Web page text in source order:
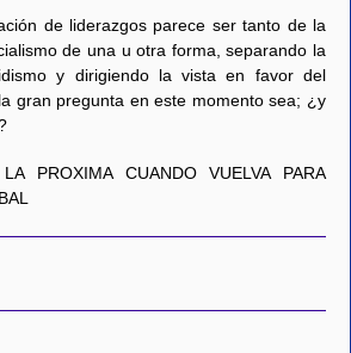
de liderazgos parece ser tanto de la
de una u otra forma, separando la
y dirigiendo la vista en favor del
gran pregunta en este momento sea; ¿y
PROXIMA CUANDO VUELVA PARA